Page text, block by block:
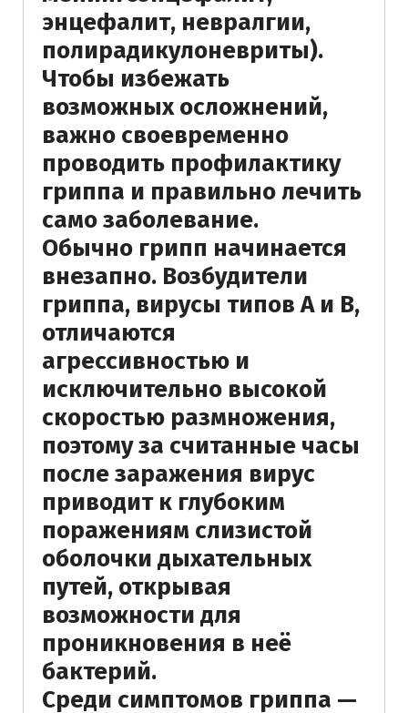
энцефалит, невралгии,
полирадикулоневриты).
Чтобы избежать
возможных осложнений,
важно своевременно
проводить профилактику
гриппа и правильно лечить
само заболевание.
Обычно грипп начинается
внезапно. Возбудители
гриппа, вирусы типов А и В,
отличаются
агрессивностью и
исключительно высокой
скоростью размножения,
поэтому за считанные часы
после заражения вирус
приводит к глубоким
поражениям слизистой
оболочки дыхательных
путей, открывая
возможности для
проникновения в неё
бактерий.
Среди симптомов гриппа —